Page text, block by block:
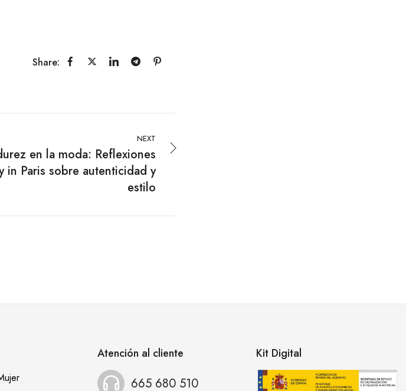
Share:
NEXT
en la moda: Reflexiones
in Paris sobre autenticidad y
estilo
Atención al cliente
665 680 510
Kit Digital